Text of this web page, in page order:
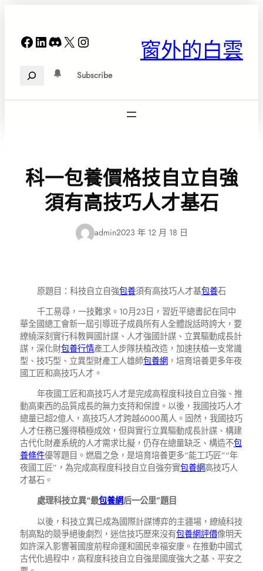
Facebook
LinkedIn
Discord
X Instagram 窗外的白雲
Search Subscribe
科一包養價格技自立自強
須有高技巧人才基石
admin2023 年 12 月 18 日
原題目：科技自立自強包養須有高技巧人才基包養石
千工易尋，一技難求。10月23日，習近平總書記在同中
華全國總工會新一屆引導班子成員所有人全體說話時誇大，要
繚繞深刻實行科教興國計謀、人才強國計謀、立異驅動成長計
謀，深化財包養行情產工人步隊扶植改造，加速扶植一支常識
型、技巧型、立異型財產工人雄師包養網 ，培育培養更多年夜
國工匠和高技巧人才。
年夜國工匠和高技巧人才是完成高程度科技自立自強、推
動高東西的品質成長的無力支持和保證。以後，我國技巧人才
總量已超2億人，高技巧人才跨越6000萬人。固然，我國技巧
人才任務已獲得積極成效，但與實行立異驅動成長計謀、構建
古代化財產系統的人才需求比擬，仍存在總量缺乏、構造不包
養條件優等題目。燃眉之急，是培育培養更多“能工巧匠”“年
夜國工匠”，為完成高程度科技自立自強夯實包養網高技巧人
才基石。
處理科技立異“最包養網后一公里”題目
以後，科技立異已成為國際計謀博弈的主疆場，繚繞科技
制高點的競爭絕後劇烈，迷信技巧歷來沒有包養網評價像明天
如許深入影響著國度前程命運和國民幸福安康。在推動中國式
古代化過程中，高程度科技自立自強是國度強大之基、平安之